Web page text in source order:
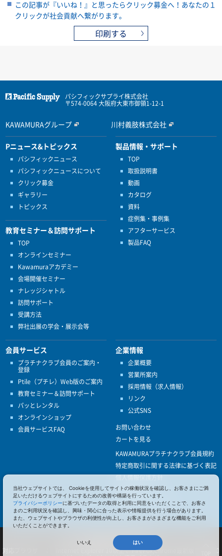
この記事が『いいね！』と思ったらクリック募金へ！あなたの１
クリックが社会貢献へ繋がります。
印刷する
パシフィックサプライ株式会社
〒574-0064 大阪府大東市御領1-12-1
KAWAMURAグループ 川村義肢株式会社
Pニュース&トピックス
パシフィックニュース
パシフィックニュースについて
クリック募金
ギャラリー
トピックス
教育セミナー＆訪問サポート
TOP
オンラインセミナー
Kawamuraアカデミー
会場開催セミナー
ナレッジシャトル
訪問サポート
受講方法
弊社出展の学会・展示会等
製品情報・サポート
TOP
取扱説明書
動画
カタログ
資料
症例集・事例集
アフターサービス
製品FAQ
会員サービス
プラチナクラブ会員のご案内・
登録
Ptile（プチレ）Web版のご案内
教育セミナー＆訪問サポート
パッとレンタル
オンラインショップ
会員サービスFAQ
企業情報
企業概要
営業所案内
採用情報（求人情報）
リンク
公式SNS
お問い合わせ
カートを見る
KAWAMURAプラチナクラブ会員規約
特定商取引に関する法律に基づく表記
個人情報保護方針
ISO9001
健康経営優良法人認定
© 2017 Pacific Supply Co.,Ltd.
コンテンツの無断使用・転載を禁じます。
対応ブラウザ ： Internet Explorer 10以上 、FireFox,Chrome最新版 、iOS 10
当社ウェブサイトでは、 Cookieを使用してサイトの稼働状況を確認し、お客さまにご満
足いただけるウェブサイトにするための改善や構築を行っています。
プライバシーポリシーに基づいたデータの取得と利用に同意をいただくことで、お客さ
まのご利用状況を確認し、興味・関心に合った表示や情報提供を行う場合があります。
また、ウェブサイトやブラウザの利便性が向上し、お客さまがさまざまな機能をご利用
いただくことができます。
いいえ はい